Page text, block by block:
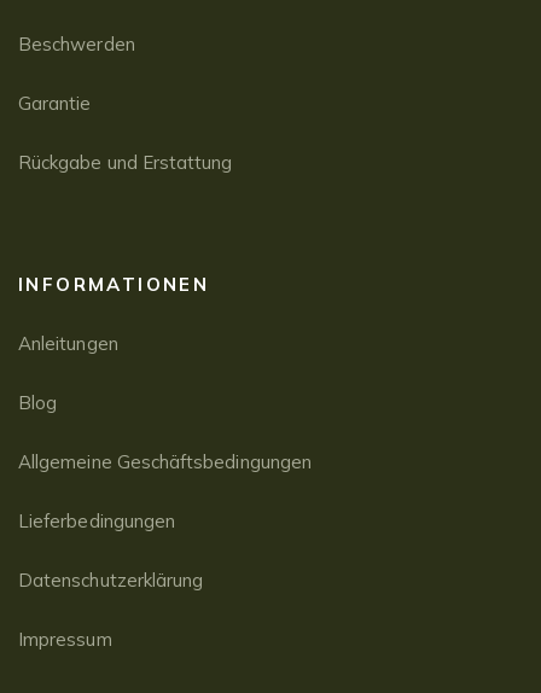
Beschwerden
Garantie
Rückgabe und Erstattung
INFORMATIONEN
Anleitungen
Blog
Allgemeine Geschäftsbedingungen
Lieferbedingungen
Datenschutzerklärung
Impressum